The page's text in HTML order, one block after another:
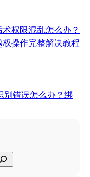
权限混乱怎么办？
操作完整解决教程
别错误怎么办？绑